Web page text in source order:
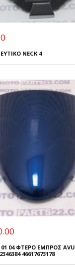
NECK 4
01 04 ΦΤΕΡΟ ΕΜΠΡΟΣ
46617673178